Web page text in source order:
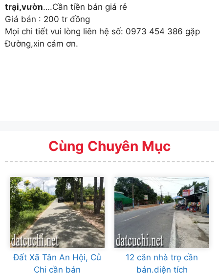
trại,vườn….Cần tiền bán giá rẻ
Giá bán : 200 tr đồng
Mọi chi tiết vui lòng liên hệ số: 0973 454 386 gặp
Đường,xin cảm ơn.
Cùng Chuyên Mục
Đất Xã Tân An Hội, Củ
Chi cần bán
12 căn nhà trọ cần
bán.diện tích